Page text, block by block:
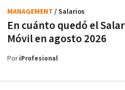
En cuánto quedó el
Móvil en agosto 2026
MANAGEMENT / Salarios
PoriProfesional